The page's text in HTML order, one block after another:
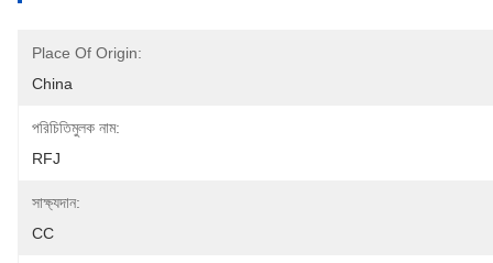
Place Of Origin:
China
পরিচিতিমুলক নাম:
RFJ
সাক্ষ্যদান:
CC